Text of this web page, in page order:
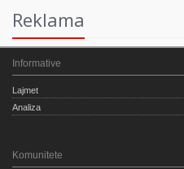
Reklama
Informative
Lajmet
Analiza
Komunitete